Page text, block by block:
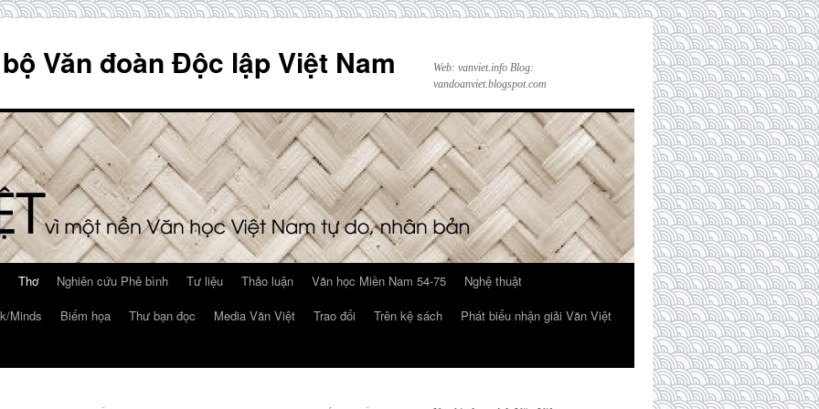
Văn đoàn Độc lập Việt Nam
Web: vanviet.info Blog:
vandoanviet.blogspot.com
Thơ Nghiên cứu Phê bình Tư liệu Thảo luận Văn học Miền Nam 54-75
Nghệ thuật
Minds Biếm họa Thư bạn đọc Media Văn Việt Trao đổi Trên kệ sách
Phát biểu nhận giải Văn Việt